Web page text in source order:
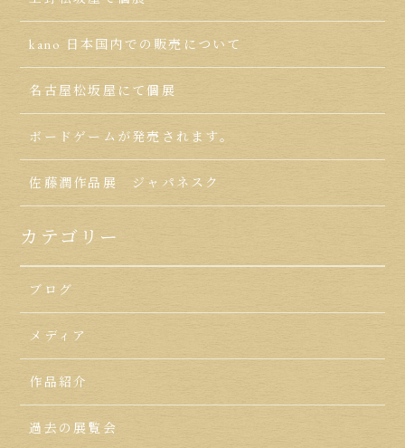
kano 日本国内での販売について
名古屋松坂屋にて個展
ボードゲームが発売されます。
佐藤潤作品展 ジャパネスク
カテゴリー
ブログ
メディア
作品紹介
過去の展覧会